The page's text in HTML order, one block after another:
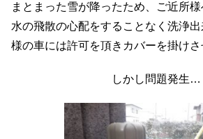
まとまった雪が降ったため、ご近所
水の飛散の心配をすることなく洗浄
様の車には許可を頂きカバーを掛けさ
しかし問題発生…